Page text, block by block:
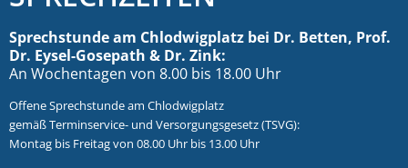
Sprechstunde am Chlodwigplatz bei Dr. Betten, Prof.
Dr. Eysel-Gosepath & Dr. Zink:
An Wochentagen von 8.00 bis 18.00 Uhr
Offene Sprechstunde am Chlodwigplatz
gemäß Terminservice- und Versorgungsgesetz (TSVG):
Montag bis Freitag von 08.00 Uhr bis 13.00 Uhr